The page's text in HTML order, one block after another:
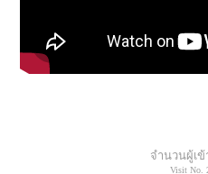
จำนวนผู้เ